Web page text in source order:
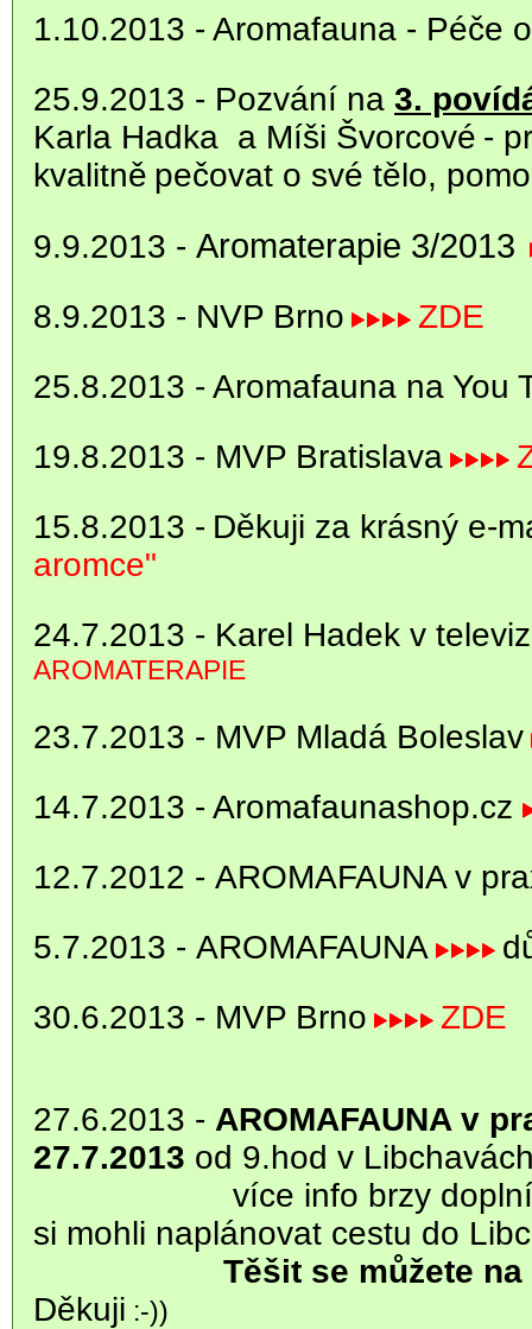
1.10.2013 - Aromafauna - Péče
25.9.2013 - Pozvání na 3.
Karla Hadka a Míši Švorcové -
kvalitně pečovat o své tělo,
9.9.2013 - Aromaterapie 3/2013
8.9.2013 - NVP Brno
ZDE
25.8.2013 - Aromafauna na You
19.8.2013 - MVP Bratislava
15.8.2013 - Děkuji za krásný e-
aromce"
24.7.2013 - Karel Hadek v
AROMATERAPIE
23.7.2013 - MVP Mladá Boleslav
14.7.2013 - Aromafaunashop.cz
12.7.2012 - AROMAFAUNA v
5.7.2013 - AROMAFAUNA
30.6.2013 - MVP Brno
ZDE
27.6.2013 - AROMAFAUNA v
27.7.2013 od 9.hod v
více info brzy doplním,
si mohli naplánovat cestu do
Těšit se můžete na
Děkuji :-))